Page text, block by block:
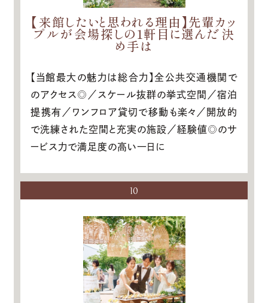
【来館したいと思われる理由】先輩カッ
プルが会場探しの1軒目に選んだ決
め手は
【当館最大の魅力は総合力】全公共交通機関で
のアクセス◎／スケール抜群の挙式空間／宿泊
提携有／ワンフロア貸切で移動も楽々／開放的
で洗練された空間と充実の施設／経験値◎のサ
ービス力で満足度の高い一日に
10